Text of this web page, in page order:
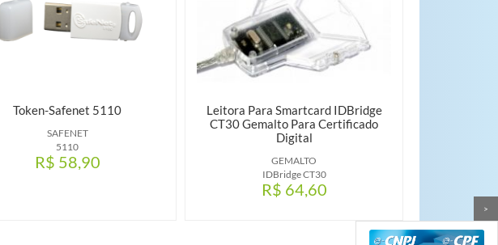
>
SAFENET
5110
Token-Safenet 5110
R$ 58,90
GEMALTO
IDBridge CT30
Leitora Para Smartcard IDBridge
CT30 Gemalto Para Certificado
Digital
R$ 64,60